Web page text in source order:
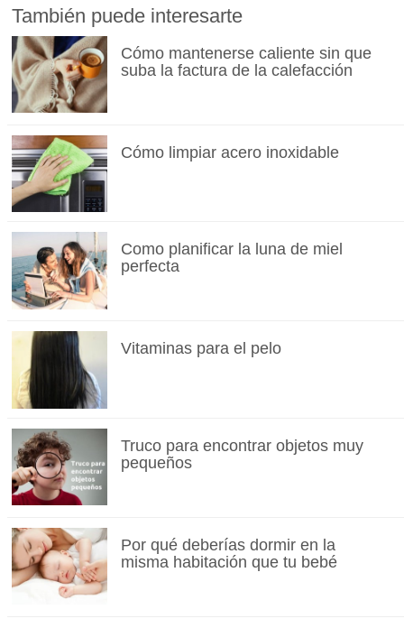
También puede interesarte
Cómo mantenerse caliente sin que
suba la factura de la calefacción
Cómo limpiar acero inoxidable
Como planificar la luna de miel
perfecta
Vitaminas para el pelo
Truco para encontrar objetos muy
pequeños
Por qué deberías dormir en la
misma habitación que tu bebé